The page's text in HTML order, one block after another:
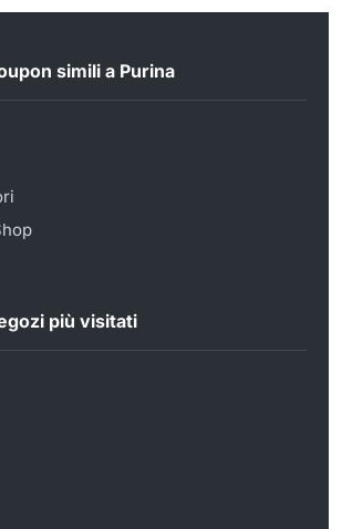
simili a Purina
più visitati